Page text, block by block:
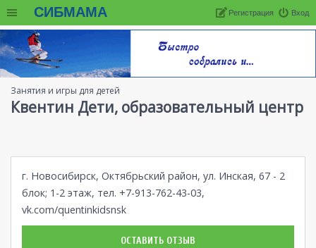
СИБМАМА Вход
Регистрация
Занятия и игры для детей
Квентин Дети, образовательный центр
г. Новосибирск, Октябрьский район, ул. Инская, 67 - 2
блок; 1-2 этаж, тел. +7-913-762-43-03,
vk.com/quentinkidsnsk
ОСТАВИТЬ ОТЗЫВ